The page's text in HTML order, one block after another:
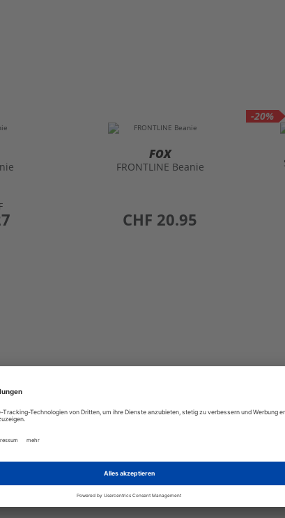
FOX
FRONTLINE Beanie
preis
CHF 20.95
-20%